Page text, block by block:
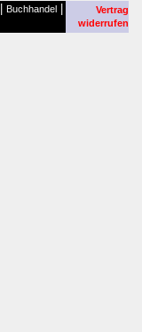
Buchhandel
Vertrag
widerrufen